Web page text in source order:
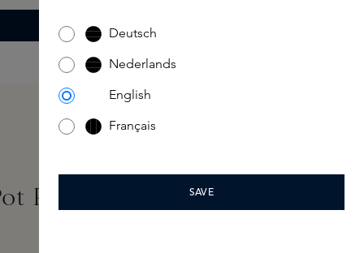
Pourri-Bowl
Deutsch
Nederlands
English
Français
SAVE